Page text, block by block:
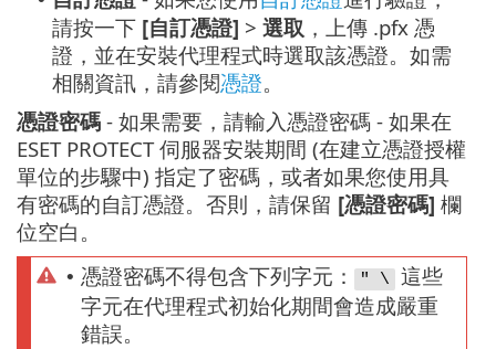
請按一下 [自訂憑證] > 選取 ，上傳 .pfx 憑
證，並在安裝代理程式時選取該憑證。如需
相關資訊，請參閱憑證。
憑證密碼 - 如果需要，請輸入憑證密碼 - 如果在
ESET PROTECT 伺服器安裝期間 (在建立憑證授權
單位的步驟中) 指定了密碼，或者如果您使用具
有密碼的自訂憑證。否則，請保留 [憑證密碼] 欄
位空白。
• 憑證密碼不得包含下列字元： " \
這些
字元在代理程式初始化期間會造成嚴重
錯誤。